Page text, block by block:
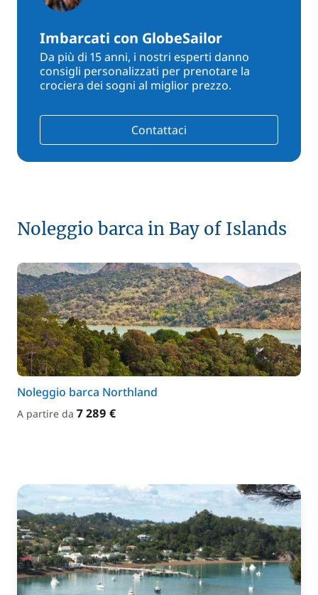
Imbarcati con GlobeSailor
Da più di 15 anni, i nostri esperti danno
consigli personalizzati per prenotare la
crociera dei sogni al miglior prezzo.
Contattaci
Noleggio barca in Bay of Islands
Noleggio barca Northland
A partire da 7 289 €